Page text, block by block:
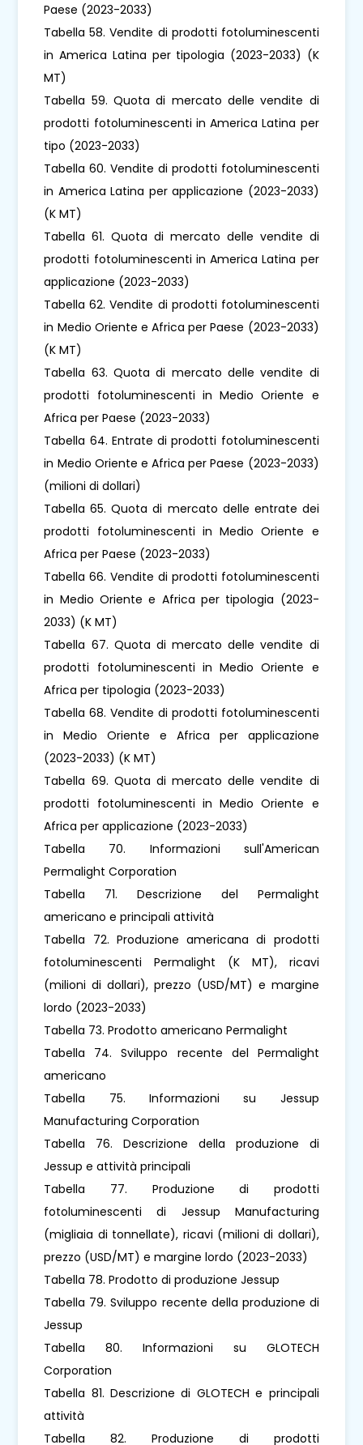
Paese (2023-2033)
Tabella 58. Vendite di prodotti fotoluminescenti
in America Latina per tipologia (2023-2033) (K
MT)
Tabella 59. Quota di mercato delle vendite di
prodotti fotoluminescenti in America Latina per
tipo (2023-2033)
Tabella 60. Vendite di prodotti fotoluminescenti
in America Latina per applicazione (2023-2033)
(K MT)
Tabella 61. Quota di mercato delle vendite di
prodotti fotoluminescenti in America Latina per
applicazione (2023-2033)
Tabella 62. Vendite di prodotti fotoluminescenti
in Medio Oriente e Africa per Paese (2023-2033)
(K MT)
Tabella 63. Quota di mercato delle vendite di
prodotti fotoluminescenti in Medio Oriente e
Africa per Paese (2023-2033)
Tabella 64. Entrate di prodotti fotoluminescenti
in Medio Oriente e Africa per Paese (2023-2033)
(milioni di dollari)
Tabella 65. Quota di mercato delle entrate dei
prodotti fotoluminescenti in Medio Oriente e
Africa per Paese (2023-2033)
Tabella 66. Vendite di prodotti fotoluminescenti
in Medio Oriente e Africa per tipologia (2023-
2033) (K MT)
Tabella 67. Quota di mercato delle vendite di
prodotti fotoluminescenti in Medio Oriente e
Africa per tipologia (2023-2033)
Tabella 68. Vendite di prodotti fotoluminescenti
in Medio Oriente e Africa per applicazione
(2023-2033) (K MT)
Tabella 69. Quota di mercato delle vendite di
prodotti fotoluminescenti in Medio Oriente e
Africa per applicazione (2023-2033)
Tabella 70. Informazioni sull'American
Permalight Corporation
Tabella 71. Descrizione del Permalight
americano e principali attività
Tabella 72. Produzione americana di prodotti
fotoluminescenti Permalight (K MT), ricavi
(milioni di dollari), prezzo (USD/MT) e margine
lordo (2023-2033)
Tabella 73. Prodotto americano Permalight
Tabella 74. Sviluppo recente del Permalight
americano
Tabella 75. Informazioni su Jessup
Manufacturing Corporation
Tabella 76. Descrizione della produzione di
Jessup e attività principali
Tabella 77. Produzione di prodotti
fotoluminescenti di Jessup Manufacturing
(migliaia di tonnellate), ricavi (milioni di dollari),
prezzo (USD/MT) e margine lordo (2023-2033)
Tabella 78. Prodotto di produzione Jessup
Tabella 79. Sviluppo recente della produzione di
Jessup
Tabella 80. Informazioni su GLOTECH
Corporation
Tabella 81. Descrizione di GLOTECH e principali
attività
Tabella 82. Produzione di prodotti